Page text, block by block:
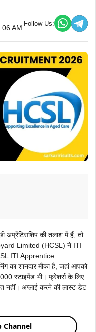
AM
Follow Us:
अप्रेंटिसशिप की तलाश में हैं, तो
Limited (HCSL) ने ITI
ITI Apprentice
का शानदार मौका है, जहां आपको
स्टाइपेंड भी। फ्रेशर्स के लिए
नहीं। अप्लाई करने की लास्ट डेट
Channel